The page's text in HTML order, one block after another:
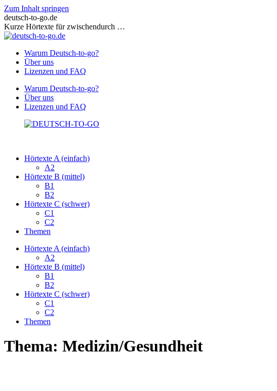
Zum Inhalt springen
deutsch-to-go.de
Kurze Hörtexte für zwischendurch …
Warum Deutsch-to-go?
Über uns
Lizenzen und FAQ
Warum Deutsch-to-go?
Über uns
Lizenzen und FAQ
Hörtexte A (einfach)
A2
Hörtexte B (mittel)
B1
B2
Hörtexte C (schwer)
C1
C2
Themen
Hörtexte A (einfach)
A2
Hörtexte B (mittel)
B1
B2
Hörtexte C (schwer)
C1
C2
Themen
Thema: Medizin/Gesundheit